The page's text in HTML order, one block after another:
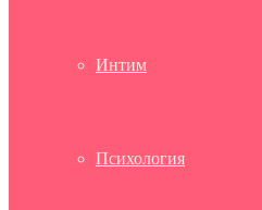
Интим
Психология